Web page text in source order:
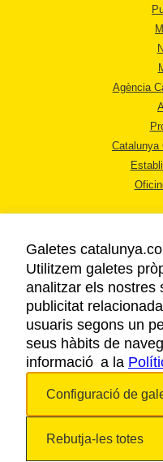
Agència
Catalunya
Galetes
Utilitzem galetes
analitzar els nostres
publicitat
usuaris segons un
seus hàbits de
informació a la
Configuració de
Rebutja-les totes